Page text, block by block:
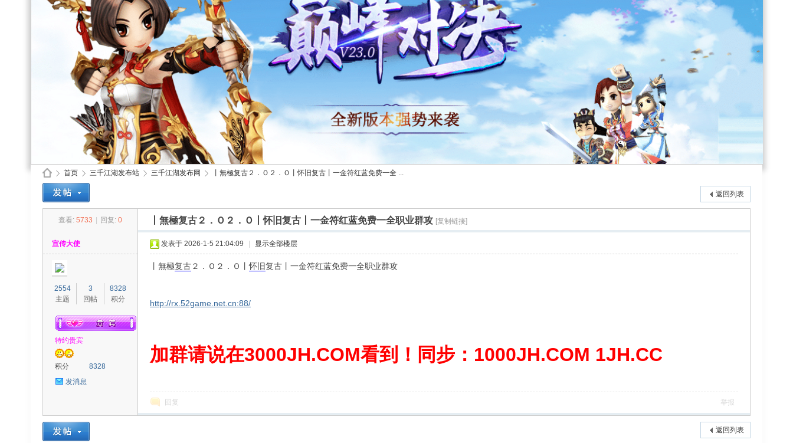
首页
›
三千江湖发布站 三千江湖发布网
›
丨無極复古２．Ｏ２．Ｏ丨怀旧复古丨一金符红蓝免费一全 ...
返回列表
查看: 5733 回复: 0 丨無極复古２．Ｏ２．Ｏ丨怀旧复古丨一金符红蓝免费一全职业群攻 [复制链接]
宣传大使
2554
主题
3
回帖
8328
积分
特约贵宾
积分
8328
发消息
发表于 2026-1-5 21:04:09 显示全部楼层
丨無極复古２．Ｏ２．Ｏ丨怀旧复古丨一金符红蓝免费一全职业群攻
http://rx.52game.net.cn:88/
加群请说在3000JH.COM看到！同步：1000JH.COM 1JH.CC
回复 举报
返回列表